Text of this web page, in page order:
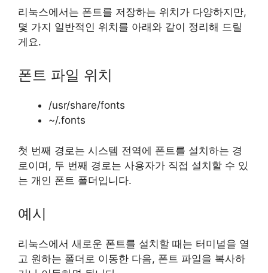
리눅스에서는 폰트를 저장하는 위치가 다양하지만,
몇 가지 일반적인 위치를 아래와 같이 정리해 드릴
게요.
폰트 파일 위치
/usr/share/fonts
~/.fonts
첫 번째 경로는 시스템 전역에 폰트를 설치하는 경
로이며, 두 번째 경로는 사용자가 직접 설치할 수 있
는 개인 폰트 폴더입니다.
예시
리눅스에서 새로운 폰트를 설치할 때는 터미널을 열
고 원하는 폴더로 이동한 다음, 폰트 파일을 복사하